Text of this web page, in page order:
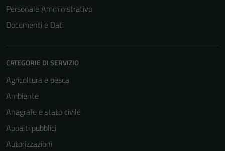
Personale Amministrativo
Documenti e Dati
CATEGORIE DI SERVIZIO
Agricoltura e pesca
Ambiente
Anagrafe e stato civile
Appalti pubblici
Autorizzazioni